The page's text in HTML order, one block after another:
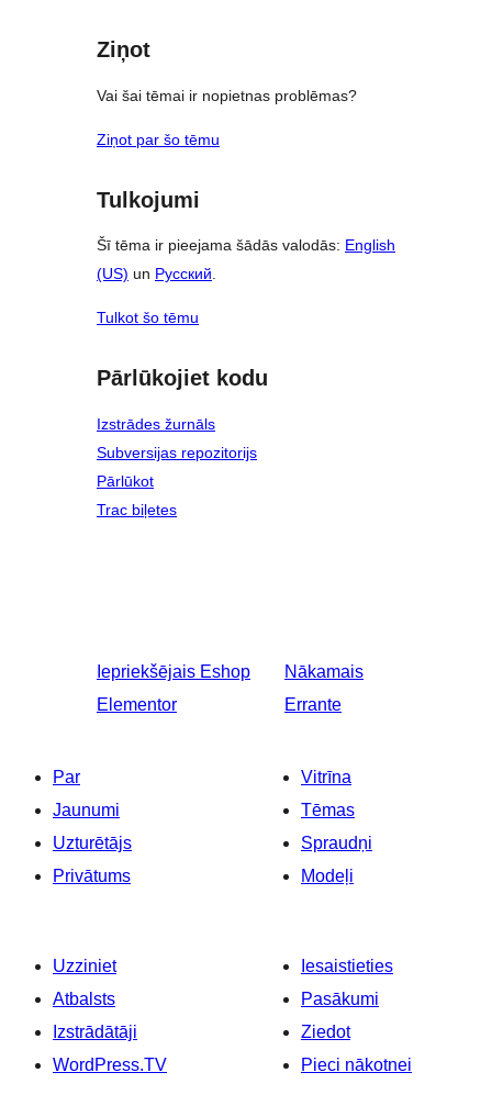
Ziņot
Vai šai tēmai ir nopietnas problēmas?
Ziņot par šo tēmu
Tulkojumi
Šī tēma ir pieejama šādās valodās: English
(US) un Русский.
Tulkot šo tēmu
Pārlūkojiet kodu
Izstrādes žurnāls
Subversijas repozitorijs
Pārlūkot
Trac biļetes
Iepriekšējais Eshop
Elementor
Nākamais
Errante
Par
Jaunumi
Uzturētājs
Privātums
Vitrīna
Tēmas
Spraudņi
Modeļi
Uzziniet
Atbalsts
Izstrādātāji
WordPress.TV
Iesaistieties
Pasākumi
Ziedot
Pieci nākotnei